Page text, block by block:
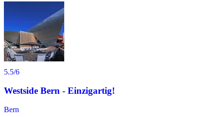
5.5/6
Westside Bern - Einzigartig!
Bern